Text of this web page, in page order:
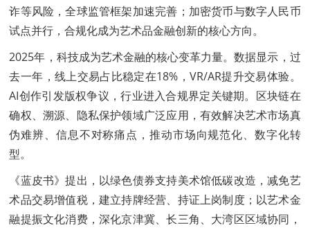
诈等风险，全球监管框架加速完善；加密货币与数字人民币
试点并行，合规化成为艺术品金融创新的核心方向。
2025年，科技成为艺术金融的核心变革力量。数据显示，过
去一年，线上交易占比稳定在18%，VR/AR提升交易体验。
AI创作引发版权争议，行业进入合规界定关键期。区块链在
确权、溯源、隐私保护领域广泛应用，有效解决艺术市场真
伪难辨、信息不对称痛点，推动市场向规范化、数字化转
型。
《蓝皮书》提出，以绿色债券支持美术馆低碳改造，减免艺
术品交易增值税，建立持牌经营、持证上岗制度；以艺术金
融提振文化消费，深化京津冀、长三角、大湾区区域协同，